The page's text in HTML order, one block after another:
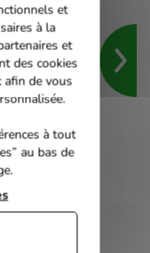
et
à la
et
des cookies
afin de vous
à tout
au bas de